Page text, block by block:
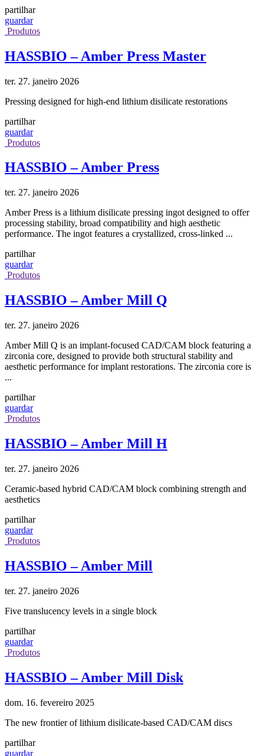
partilhar
guardar
Produtos
HASSBIO – Amber Press Master
ter. 27. janeiro 2026
Pressing designed for high-end lithium disilicate restorations
partilhar
guardar
Produtos
HASSBIO – Amber Press
ter. 27. janeiro 2026
Amber Press is a lithium disilicate pressing ingot designed to offer
processing stability, broad compatibility and high aesthetic
performance. The ingot features a crystallized, cross-linked ...
partilhar
guardar
Produtos
HASSBIO – Amber Mill Q
ter. 27. janeiro 2026
Amber Mill Q is an implant-focused CAD/CAM block featuring a
zirconia core, designed to provide both structural stability and
aesthetic performance for implant restorations. The zirconia core is
...
partilhar
guardar
Produtos
HASSBIO – Amber Mill H
ter. 27. janeiro 2026
Ceramic-based hybrid CAD/CAM block combining strength and
aesthetics
partilhar
guardar
Produtos
HASSBIO – Amber Mill
ter. 27. janeiro 2026
Five translucency levels in a single block
partilhar
guardar
Produtos
HASSBIO – Amber Mill Disk
dom. 16. fevereiro 2025
The new frontier of lithium disilicate-based CAD/CAM discs
partilhar
guardar